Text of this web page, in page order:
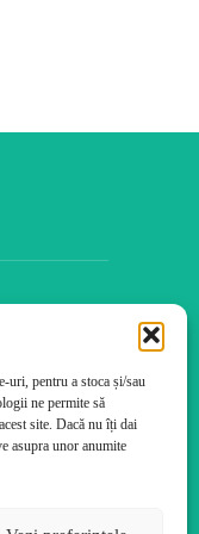
uri, pentru a stoca și/sau
ne permite să
site. Dacă nu îți dai
asupra unor anumite
dintre
ai